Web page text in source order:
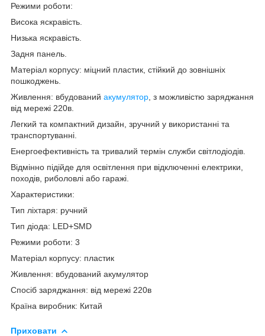
Режими роботи:
Висока яскравість.
Низька яскравість.
Задня панель.
Матеріал корпусу: міцний пластик, стійкий до зовнішніх
пошкоджень.
Живлення: вбудований акумулятор , з можливістю заряджання
від мережі 220в.
Легкий та компактний дизайн, зручний у використанні та
транспортуванні.
Енергоефективність та тривалий термін служби світлодіодів.
Відмінно підійде для освітлення при відключенні електрики,
походів, риболовлі або гаражі.
Характеристики:
Тип ліхтаря: ручний
Тип діода: LED+SMD
Режими роботи: 3
Матеріал корпусу: пластик
Живлення: вбудований акумулятор
Спосіб заряджання: від мережі 220в
Країна виробник: Китай
Приховати